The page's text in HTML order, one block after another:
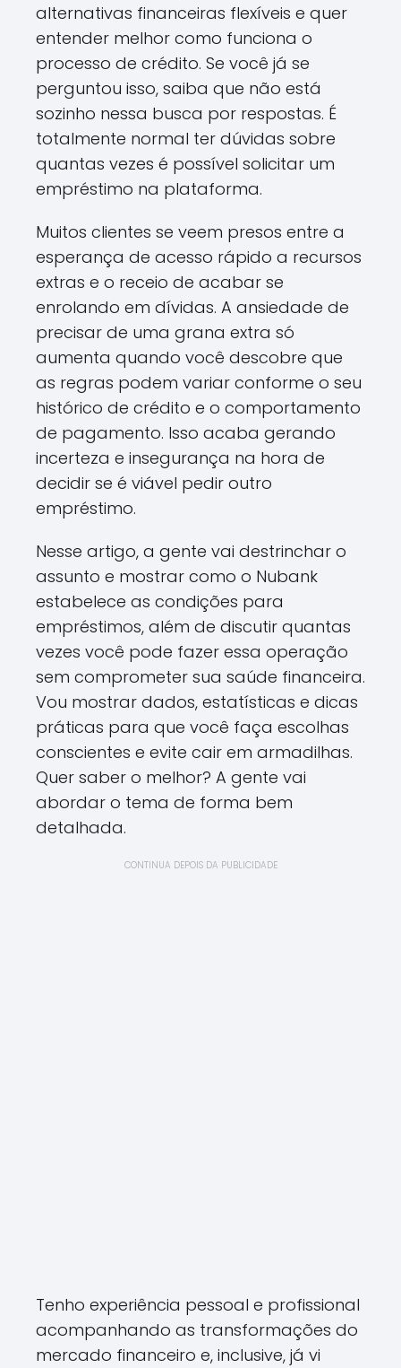
alternativas financeiras flexíveis e quer
entender melhor como funciona o
processo de crédito. Se você já se
perguntou isso, saiba que não está
sozinho nessa busca por respostas. É
totalmente normal ter dúvidas sobre
quantas vezes é possível solicitar um
empréstimo na plataforma.
Muitos clientes se veem presos entre a
esperança de acesso rápido a recursos
extras e o receio de acabar se
enrolando em dívidas. A ansiedade de
precisar de uma grana extra só
aumenta quando você descobre que
as regras podem variar conforme o seu
histórico de crédito e o comportamento
de pagamento. Isso acaba gerando
incerteza e insegurança na hora de
decidir se é viável pedir outro
empréstimo.
Nesse artigo, a gente vai destrinchar o
assunto e mostrar como o Nubank
estabelece as condições para
empréstimos, além de discutir quantas
vezes você pode fazer essa operação
sem comprometer sua saúde financeira.
Vou mostrar dados, estatísticas e dicas
práticas para que você faça escolhas
conscientes e evite cair em armadilhas.
Quer saber o melhor? A gente vai
abordar o tema de forma bem
detalhada.
CONTINUA DEPOIS DA PUBLICIDADE
Tenho experiência pessoal e profissional
acompanhando as transformações do
mercado financeiro e, inclusive, já vi